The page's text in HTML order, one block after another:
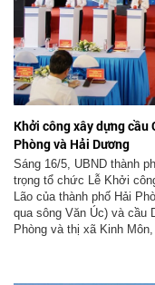
Khởi công xây dựng cầu
Phòng và Hải Dương
Sáng 16/5, UBND thành
trọng tổ chức Lễ Khởi
Lão của thành phố Hải
qua sông Văn Úc) và cầu
Phòng và thị xã Kinh